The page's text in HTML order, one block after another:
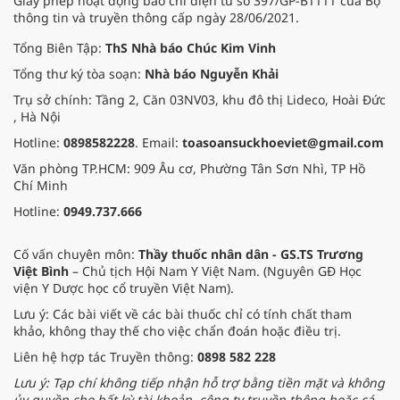
thông tin và truyền thông cấp ngày 28/06/2021.
Tổng Biên Tập: ThS Nhà báo Chúc Kim Vinh
Tổng thư ký tòa soạn: Nhà báo Nguyễn Khải
Trụ sở chính: Tầng 2, Căn 03NV03, khu đô thị Lideco, Hoài Đức
, Hà Nội
Hotline: 0898582228. Email: toasoansuckhoeviet@gmail.com
Văn phòng TP.HCM: 909 Âu cơ, Phường Tân Sơn Nhì, TP Hồ
Chí Minh
Hotline: 0949.737.666
Cố vấn chuyên môn: Thầy thuốc nhân dân - GS.TS Trương
Việt Bình – Chủ tịch Hội Nam Y Việt Nam. (Nguyên GĐ Học
viện Y Dược học cổ truyền Việt Nam).
Lưu ý: Các bài viết về các bài thuốc chỉ có tính chất tham
khảo, không thay thế cho việc chẩn đoán hoặc điều trị.
Liên hệ hợp tác Truyền thông: 0898 582 228
Lưu ý: Tạp chí không tiếp nhận hỗ trợ bằng tiền mặt và không